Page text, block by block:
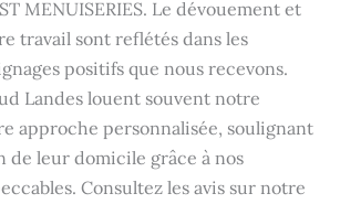
MENUISERIES. Le dévouement et
travail sont reflétés dans les
positifs que nous recevons.
Landes louent souvent notre
approche personnalisée, soulignant
de leur domicile grâce à nos
Consultez les avis sur notre